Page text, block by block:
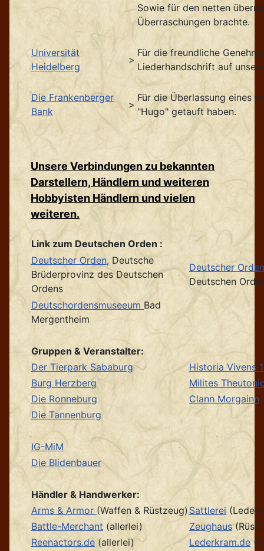
Sowie für den netten
Überraschungen brachte.
Universität
Heidelberg
>
Für die freundliche
Liederhandschrift auf
Die Frankenberger
Bank
>
Für die Überlassung eines
"Hugo" getauft haben.
Unsere Verbindungen zu bekannten
Darstellern, Händlern und weiteren
Hobbyisten Händlern und vielen
weiteren.
Link zum Deutschen Orden :
Deutscher Orden, Deutsche
Brüderprovinz des Deutschen
Ordens
Deutscher Orden
Deutschen
Deutschordensmuseeum Bad
Mergentheim
Gruppen & Veranstalter:
Der Tierpark Sababurg
Historia Vivens
Burg Herzberg
Milites
Die Ronneburg
Clann Morgainn
Die Tannenburg
IG-MiM
Die Blidenbauer
Händler & Handwerker:
Arms & Armor (Waffen & Rüstzeug) Sattlerei
Battle-Merchant (allerlei) Zeughaus
Reenactors.de (allerlei) Lederkram.de